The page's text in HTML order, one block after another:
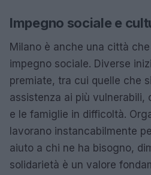
Impegno sociale e
Milano è anche una città
impegno sociale. Diverse
premiate, tra cui quelle che
assistenza ai più vulnerabili,
e le famiglie in difficoltà.
lavorano instancabilmente
aiuto a chi ne ha bisogno,
solidarietà è un valore